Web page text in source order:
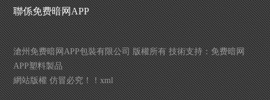
载生產廠家 洗衣液瓶生產廠 噴霧瓶廠
聯係免费暗网APP
滄州免费暗网APP包裝有限公司 版權所有 技術支持：免费暗网
APP塑料製品
網站版權 仿冒必究！！xml